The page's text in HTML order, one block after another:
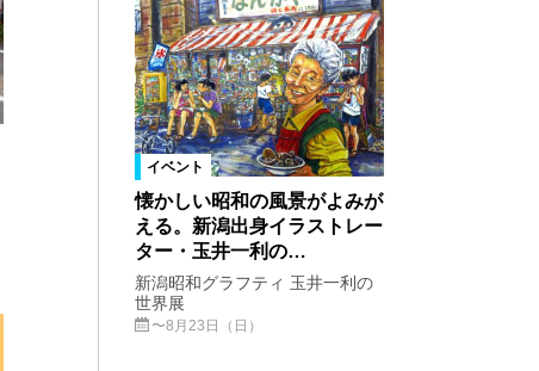
イベント
懐かしい昭和の風景がよみが
える。新潟出身イラストレー
ター・玉井一利の…
新潟昭和グラフティ 玉井一利の
世界展
〜8月23日（日）